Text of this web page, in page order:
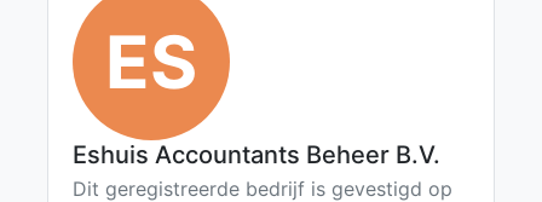
ES
Eshuis Accountants Beheer B.V.
Dit geregistreerde bedrijf is gevestigd op